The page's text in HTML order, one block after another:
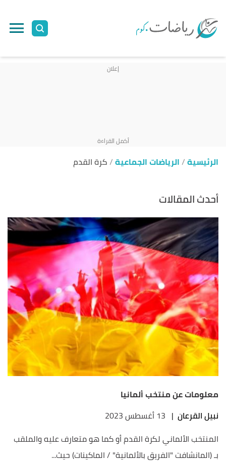
الرئيسية الرياضات الجماعية كرة القدم
أحدث المقالات
معلومات عن منتخب ألمانيا
نبيل القرعان | 13 أغسطس 2023
المنتخب الألماني لكرة القدم أو كما هو متعارف عليه والملقب
بـ (المانشافت "الفريق بالألمانية" / الماكينات) حيث...